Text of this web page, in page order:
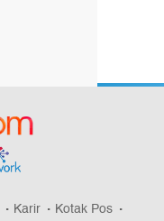
Karir Kotak Pos